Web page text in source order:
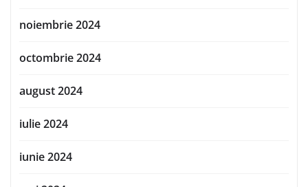
noiembrie 2024
octombrie 2024
august 2024
iulie 2024
iunie 2024